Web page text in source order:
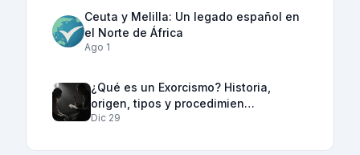
Ceuta y Melilla: Un legado español en
el Norte de África
Ago 1
¿Qué es un Exorcismo? Historia,
origen, tipos y procedimien…
Dic 29